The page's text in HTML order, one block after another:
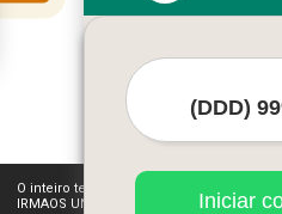
Serviços
O inteiro teor deste site está sujeito à
IRMAOS UNGAR LTDA (Lei 9610 de 19/02/
Iniciar